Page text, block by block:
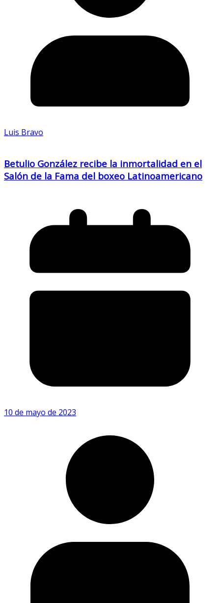
Luis Bravo
Betulio González recibe la inmortalidad en el
Salón de la Fama del boxeo Latinoamericano
10 de mayo de 2023